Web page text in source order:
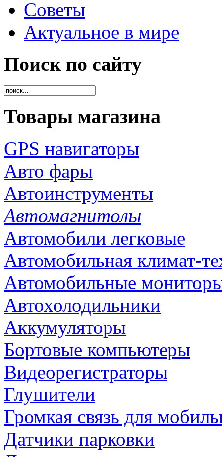
Советы
Актуальное в мире
Поиск по сайту
Товары магазина
GPS навигаторы
Авто фары
Автоинструменты
Автомагнитолы
Автомобили легковые
Автомобильная климат-
Автомобильные
Автохолодильники
Аккумуляторы
Бортовые компьютеры
Видеорегистраторы
Глушители
Громкая связь для
Датчики парковки